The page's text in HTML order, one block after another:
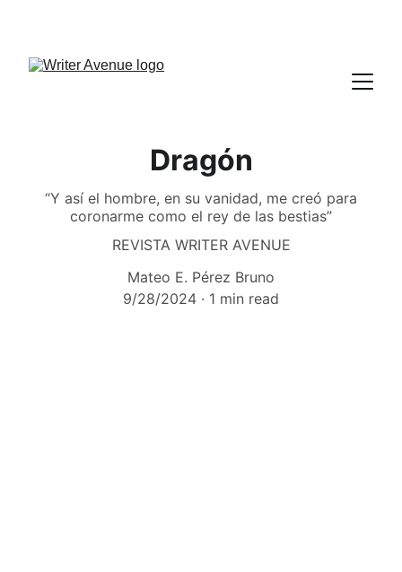
Dragón
“Y así el hombre, en su vanidad, me creó para
coronarme como el rey de las bestias”
REVISTA WRITER AVENUE
Mateo E. Pérez Bruno
9/28/2024
1 min read